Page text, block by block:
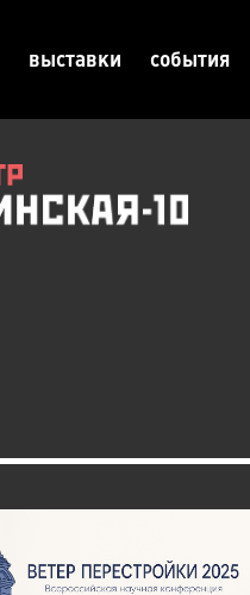
выставки события